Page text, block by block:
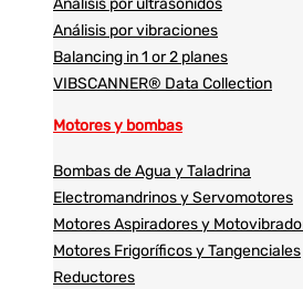
Análisis por ultrasonidos​​
Análisis por vibraciones
Balancing in 1 or 2 planes
VIBSCANNER® Data Collection
Motores y bombas
Bombas de Agua y Taladrina
Electromandrinos y Servomotores
Motores Aspiradores y
Motores Frigoríficos y Tangenciales
Reductores